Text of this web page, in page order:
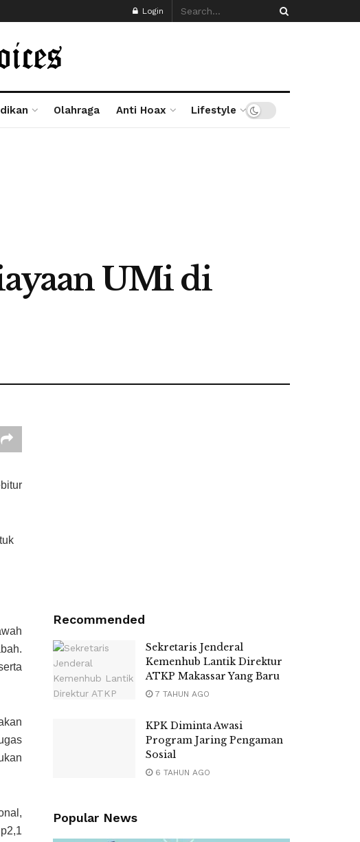
Login
Olahraga Anti Hoax Lifestyle
UMi di
Recommended
Sekretaris Jenderal
Kemenhub Lantik Direktur
ATKP Makassar Yang Baru
7 TAHUN AGO
KPK Diminta Awasi
Program Jaring Pengaman
Sosial
6 TAHUN AGO
Popular News